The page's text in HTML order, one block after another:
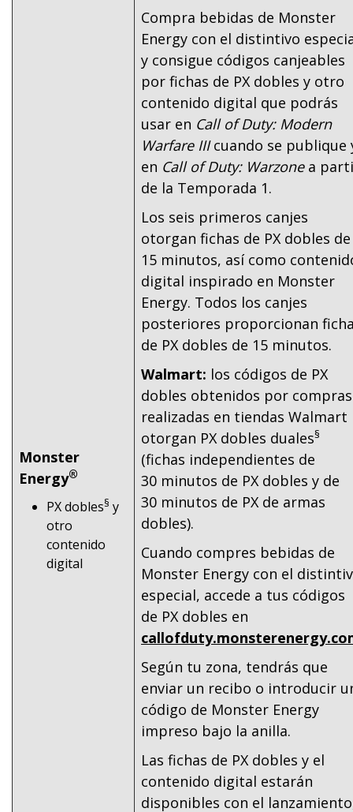
Monster
Energy®
PX dobles§ y
otro
contenido
digital
Compra bebidas de Monster
Energy con el distintivo
y consigue códigos canjeables
por fichas de PX dobles y otro
contenido digital que podrás
usar en Call of Duty: Modern
Warfare IIIcuando se publique
en Call of Duty: Warzonea
de la Temporada 1.
Los seis primeros canjes
otorgan fichas de PX dobles de
15 minutos, así como
digital inspirado en Monster
Energy. Todos los canjes
posteriores proporcionan
de PX dobles de 15 minutos.
Walmart: los códigos de PX
dobles obtenidos por compras
realizadas en tiendas Walmart
otorgan PX dobles duales§
(fichas independientes de
30 minutos de PX dobles y de
30 minutos de PX de armas
dobles).
Cuando compres bebidas de
Monster Energy con el
especial, accede a tus códigos
de PX dobles en
Según tu zona, tendrás que
enviar un recibo o introducir
código de Monster Energy
impreso bajo la anilla.
Las fichas de PX dobles y el
contenido digital estarán
disponibles con el